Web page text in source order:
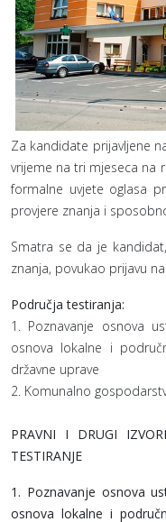
Za kandidate prijavljene
vrijeme na tri mjeseca na
formalne uvjete oglasa
provjere znanja i
Smatra se da je
znanja, povukao prijavu
Područja testiranja:
1. Poznavanje osnova
osnova lokalne i
državne uprave
2. Komunalno
PRAVNI I DRUGI
TESTIRANJE
1. Poznavanje osnova
osnova lokalne i